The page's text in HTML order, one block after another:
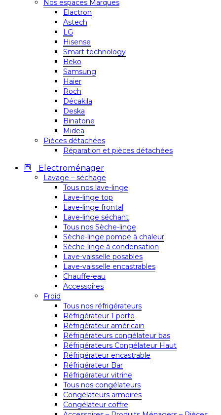
Nos espaces Marques
Elactron
Astech
LG
Hisense
Smart technology
Beko
Samsung
Haier
Roch
Décakila
Deska
Binatone
Midea
Pièces détachées
Réparation et pièces détachées
Electroménager
Lavage – séchage
Tous nos lave-linge
Lave-linge top
Lave-linge frontal
Lave-linge séchant
Tous nos Sèche-linge
Sèche-linge pompe à chaleur
Sèche-linge à condensation
Lave-vaisselle posables
Lave-vaisselle encastrables
Chauffe-eau
Accessoires
Froid
Tous nos réfrigérateurs
Réfrigérateur 1 porte
Réfrigérateur américain
Réfrigérateurs congélateur bas
Réfrigérateurs Congélateur Haut
Réfrigérateur encastrable
Réfrigérateur Bar
Réfrigérateur vitrine
Tous nos congélateurs
Congélateurs armoires
Congélateur coffre